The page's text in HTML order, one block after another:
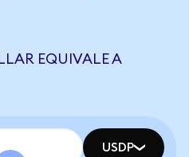
EQUIVALE A
USDP